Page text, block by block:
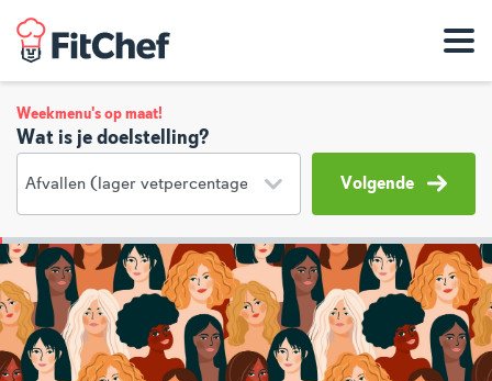
Weekmenu's op maat!
Wat is je doelstelling?
Volgende